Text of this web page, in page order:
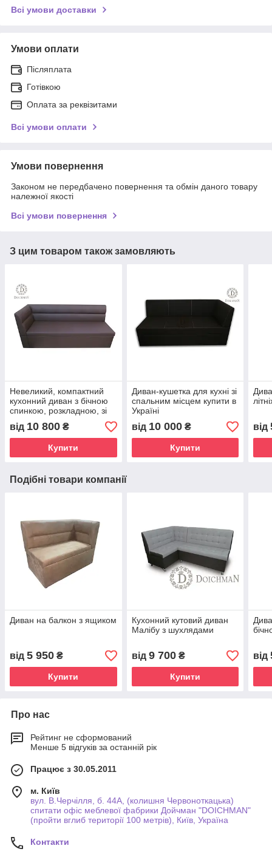
Всі умови доставки
Умови оплати
Післяплата
Готівкою
Оплата за реквізитами
Всі умови оплати
Умови повернення
Законом не передбачено повернення та обмін даного товару
належної якості
Всі умови повернення
З цим товаром також замовляють
Невеликий, компактний
кухонний диван з бічною
спинкою, розкладною, зі
спальним місцем
від 10 800 ₴
Купити
Диван-кушетка для кухні зі
спальним місцем купити в
Україні
від 10 000₴
Купити
від
Подібні товари компанії
Диван на балкон з ящиком
від 5 950 ₴
Купити
Кухонний кутовий диван
Малібу з шухлядами
від 9 700₴
Купити
від
Про нас
Рейтинг не сформований
Менше 5 відгуків за останній рік
Працює з 30.05.2011
м. Київ
вул. В.Черчілля, б. 44А, (колишня Червоноткацька)
спитати офіс меблевої фабрики Дойчман "DOICHMAN"
(пройти вглиб території 100 метрів), Київ, Україна
Контакти